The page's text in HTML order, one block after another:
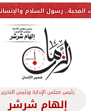
3070 فرصة عمل جديدة بالقطاع الخاص.. وظائف برواتب تصل إلى 9500 جنيه والإنسانية
رئيس مجلس الإدارة ورئيس التحرير
إلهام شرشر